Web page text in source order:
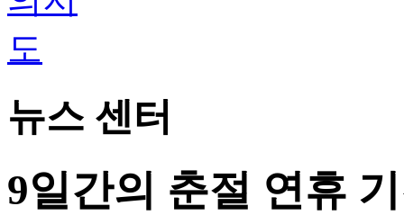
뉴스 센터
9일간의 춘절 연휴